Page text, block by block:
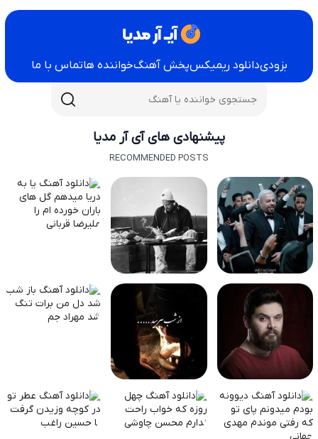
بزودیدانلود ریمیکسپخش آهنگخواننده هاتماس با ما
پیشنهادی های آی آر مدیا
RECOMMENDED POSTS